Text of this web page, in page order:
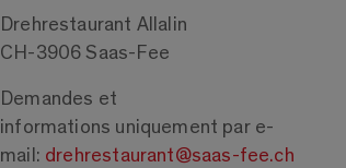
Drehrestaurant Allalin
CH-3906 Saas-Fee
Demandes et
informations uniquement par e-
mail: drehrestaurant@saas-fee.ch